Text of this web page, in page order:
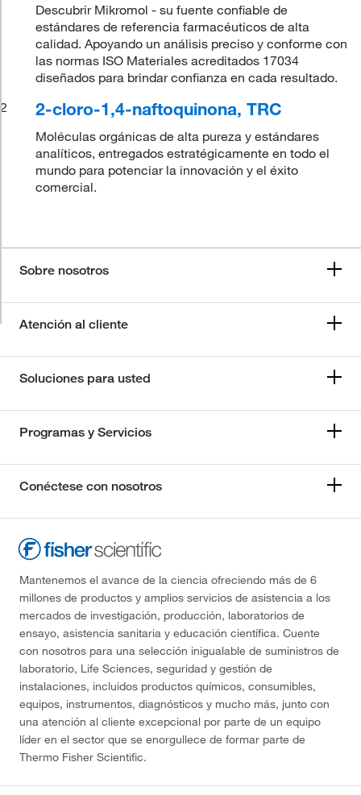
Descubrir Mikromol - su fuente confiable de
estándares de referencia farmacéuticos de alta
calidad. Apoyando un análisis preciso y conforme con
las normas ISO Materiales acreditados 17034
diseñados para brindar confianza en cada resultado.
2
2-cloro-1,4-naftoquinona, TRC
Moléculas orgánicas de alta pureza y estándares
analíticos, entregados estratégicamente en todo el
mundo para potenciar la innovación y el éxito
comercial.
Sobre nosotros
Atención al cliente
Soluciones para usted
Programas y Servicios
Conéctese con nosotros
Mantenemos el avance de la ciencia ofreciendo más de 6
millones de productos y amplios servicios de asistencia a los
mercados de investigación, producción, laboratorios de
ensayo, asistencia sanitaria y educación científica. Cuente
con nosotros para una selección inigualable de suministros de
laboratorio, Life Sciences, seguridad y gestión de
instalaciones, incluidos productos químicos, consumibles,
equipos, instrumentos, diagnósticos y mucho más, junto con
una atención al cliente excepcional por parte de un equipo
líder en el sector que se enorgullece de formar parte de
Thermo Fisher Scientific.